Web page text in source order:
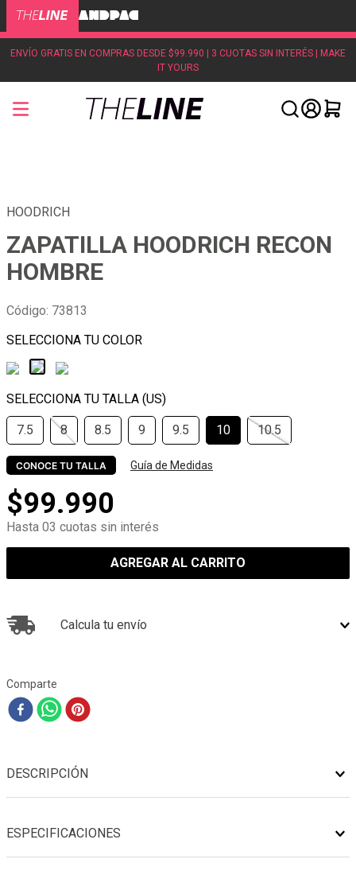
ENVÍO GRATIS EN COMPRAS DESDE $99.990 | 3 CUOTAS SIN INTERÉS | MAKE
IT YOURS
HOODRICH
ZAPATILLA HOODRICH RECON
HOMBRE
Código: 73813
7.5 8 8.5 9 9.5 10 10.5
CONOCE TU TALLA Guía de Medidas
$99.990
Hasta 03 cuotas sin interés
AGREGAR AL CARRITO
Calcula tu envío
Comparte
DESCRIPCIÓN
ESPECIFICACIONES